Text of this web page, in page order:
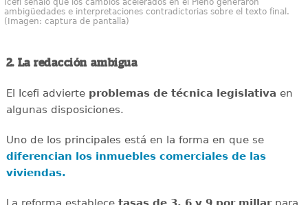
ambigüedades e interpretaciones contradictorias sobre el texto final.
(Imagen: captura de pantalla)
2. La redacción ambigua
El Icefi advierte problemas de técnica legislativa en
algunas disposiciones.
Uno de los principales está en la forma en que se
diferencian los inmuebles comerciales de las
viviendas.